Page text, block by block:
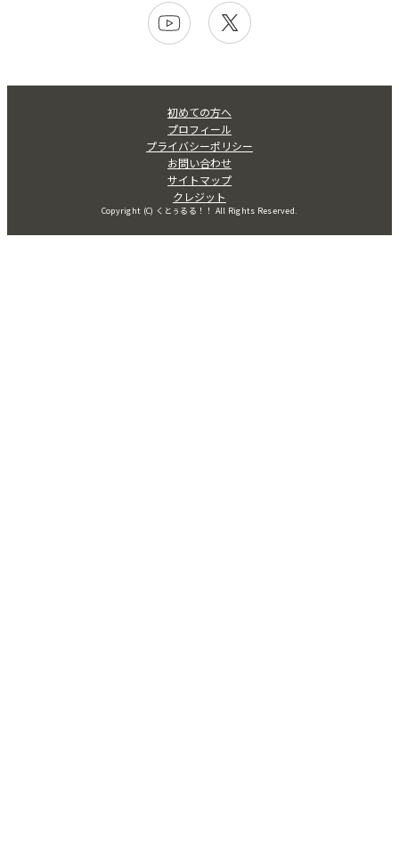
初めての方へ
プロフィール
プライバシーポリシー
お問い合わせ
サイトマップ
クレジット
Copyright (C) くとぅるる！！ All Rights Reserved.